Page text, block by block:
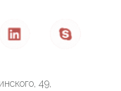
49,